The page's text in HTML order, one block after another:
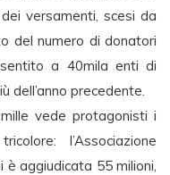
versamenti, scesi da
del numero di donatori
a 40mila enti di
dell’anno precedente.
vede protagonisti i
l’Associazione
è aggiudicata 55 milioni,